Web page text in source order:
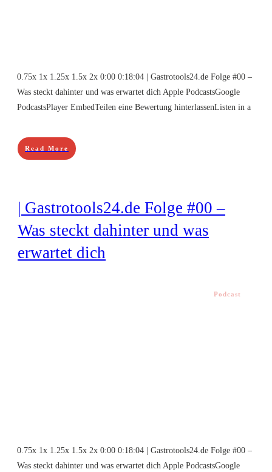
0.75x 1x 1.25x 1.5x 2x 0:00 0:18:04 | Gastrotools24.de Folge #00 –
Was steckt dahinter und was erwartet dich Apple PodcastsGoogle
PodcastsPlayer EmbedTeilen eine Bewertung hinterlassenListen in a
Read More
| Gastrotools24.de Folge #00 –
Was steckt dahinter und was
erwartet dich
Podcast
0.75x 1x 1.25x 1.5x 2x 0:00 0:18:04 | Gastrotools24.de Folge #00 –
Was steckt dahinter und was erwartet dich Apple PodcastsGoogle